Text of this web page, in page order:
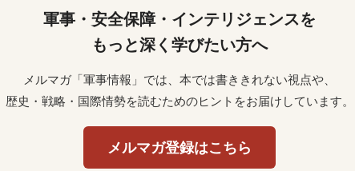
軍事・安全保障・インテリジェンスを
もっと深く学びたい方へ
メルマガ「軍事情報」では、本では書ききれない視点や、
歴史・戦略・国際情勢を読むためのヒントをお届けしています。
メルマガ登録はこちら